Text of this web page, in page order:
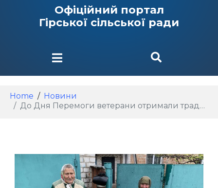
Офіційний портал
Гірської сільської ради
Home
Новини
До Дня Перемоги ветерани отримали традиційні продуктові набори